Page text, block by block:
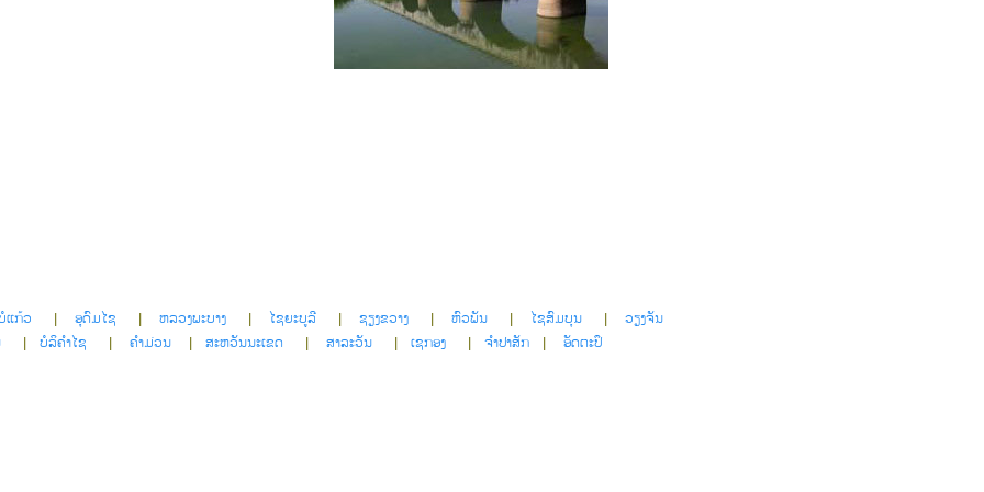
ແກ້ວ | ອຸດົມໄຊ | ຫລວງພະບາງ| ໄຊຍະບູລີ| ຊຽງຂວາງ| ຫົວພັນ| ໄຊສົມບຸນ| ວຽງຈັນ
| ບໍລິຄໍາໄຊ | ຄໍາມ່ວນ | ສະຫວັນນະເຂດ | ສາລະວັນ | ເຊກອງ | ຈໍາປາສັກ | ອັດຕະປຶ